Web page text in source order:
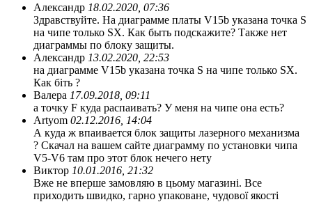
Александр 18.02.2020, 07:36
Здравствуйте. На диаграмме платы V15b указана точка S
на чипе только SX. Как быть подскажите? Также нет
диаграммы по блоку защиты.
Александр 13.02.2020, 22:53
на диаграмме V15b указана точка S на чипе только SX.
Как біть ?
Валера 17.09.2018, 09:11
а точку F куда распаивать? У меня на чипе она есть?
Artyom 02.12.2016, 14:04
А куда ж впаивается блок защиты лазерного механизма
? Скачал на вашем сайте диаграмму по установки чипа
V5-V6 там про этот блок нечего нету
Виктор 10.01.2016, 21:32
Вже не вперше замовляю в цьому магазині. Все
приходить швидко, гарно упаковане, чудової якості